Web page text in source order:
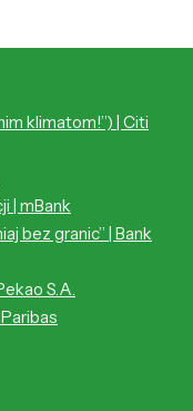
klimatom!”) | Citi
| mBank
bez granic” | Bank
S.A.